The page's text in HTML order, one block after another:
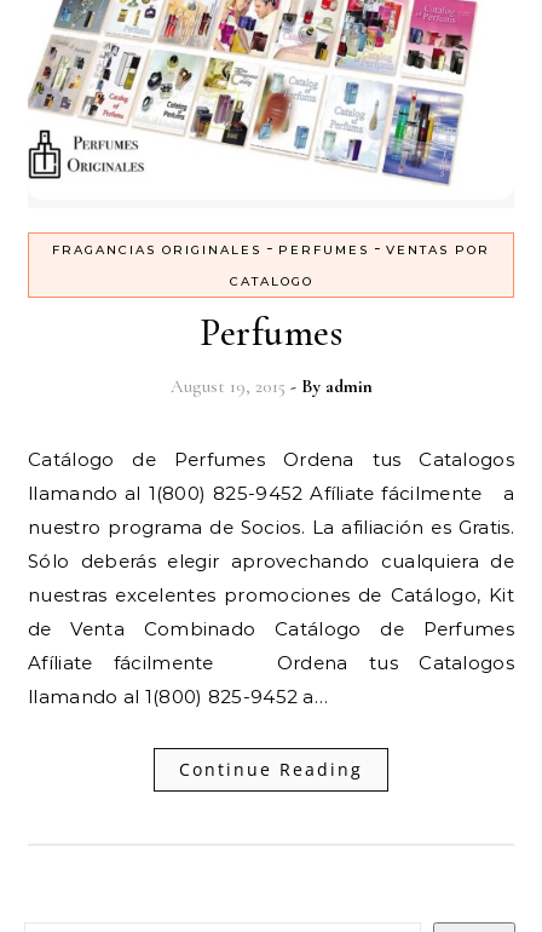
FRAGANCIAS ORIGINALES - PERFUMES - VENTAS POR
CATALOGO
Perfumes
August 19, 2015 - By admin
Catálogo de Perfumes Ordena tus Catalogos
llamando al 1(800) 825-9452 Afíliate fácilmente a
nuestro programa de Socios. La afiliación es Gratis.
Sólo deberás elegir aprovechando cualquiera de
nuestras excelentes promociones de Catálogo, Kit
de Venta Combinado Catálogo de Perfumes
Afíliate fácilmente Ordena tus Catalogos
llamando al 1(800) 825-9452 a…
Continue Reading